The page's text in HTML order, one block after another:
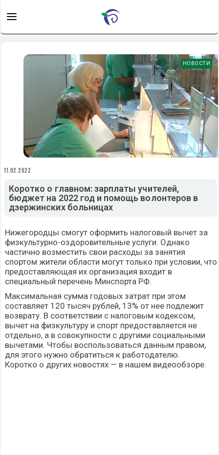
НОВОСТИ
11.02.2022
Коротко о главном: зарплаты учителей,
бюджет на 2022 год и помощь волонтеров в
дзержинских больницах
Нижегородцы смогут оформить налоговый вычет за
физкультурно-оздоровительные услуги. Однако
частично возместить свои расходы за занятия
спортом жители области могут только при условии, что
предоставляющая их организация входит в
специальный перечень Минспорта РФ.
Максимальная сумма годовых затрат при этом
составляет 120 тысяч рублей, 13% от нее подлежит
возврату. В соответствии с налоговым кодексом,
вычет на физкультуру и спорт предоставляется не
отдельно, а в совокупности с другими социальными
вычетами. Чтобы воспользоваться данным правом,
для этого нужно обратиться к работодателю.
Коротко о других новостях — в нашем видеообзоре.